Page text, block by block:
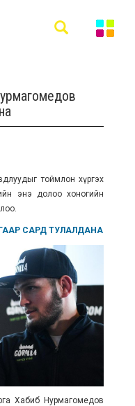
тоймлон хүргэх
энэ долоо хоногийн
САРД ТУЛАЛДАНА
Хабиб Нурмагомедов